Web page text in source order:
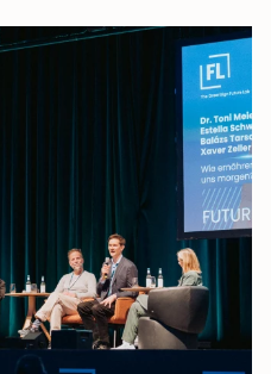
Inventar mit
zeigt unsere
Zeit entstandene